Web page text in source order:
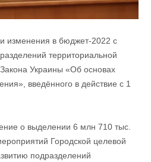
изменения в бюджет-2022 с
территориальной
Украины «Об основах
введённого в действие с 1
о выделении 6 млн 710 тыс.
Городской целевой
подразделений